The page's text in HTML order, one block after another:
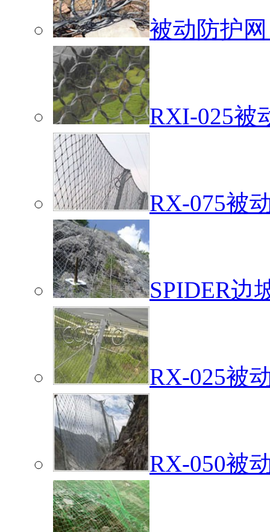
被动防护
RXI-025被
RX-075被
SPIDER边
RX-025被
RX-050被